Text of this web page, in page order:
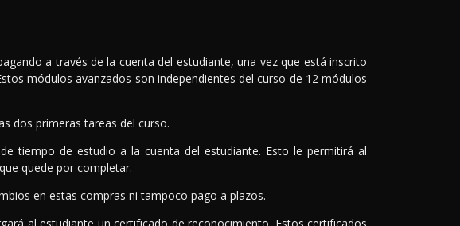
a través de la cuenta del estudiante, una vez que está inscrito
módulos avanzados son independientes del curso de 12 módulos
dos primeras tareas del curso.
tiempo de estudio a la cuenta del estudiante. Esto le permitirá al
quede por completar.
en estas compras ni tampoco pago a plazos.
al estudiante un certificado de reconocimiento. Estos certificados